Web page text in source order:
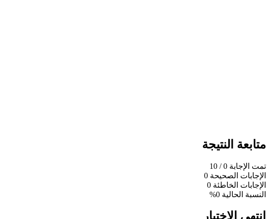
متابعة النتيجة
تمت الإجابة 0
/ 10
الإجابات الصحيحة 0
الإجابات الخاطئة 0
النسبة الحالية 0%
انتهى الاختبار